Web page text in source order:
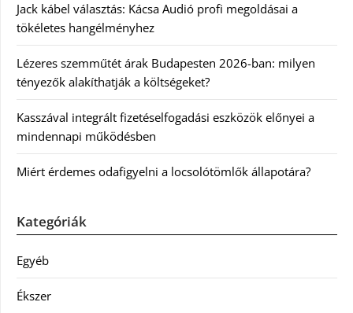
Jack kábel választás: Kácsa Audió profi megoldásai a
tökéletes hangélményhez
Lézeres szemműtét árak Budapesten 2026-ban: milyen
tényezők alakíthatják a költségeket?
Kasszával integrált fizetéselfogadási eszközök előnyei a
mindennapi működésben
Miért érdemes odafigyelni a locsolótömlők állapotára?
Kategóriák
Egyéb
Ékszer